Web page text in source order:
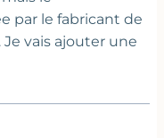
par le fabricant de
vais ajouter une